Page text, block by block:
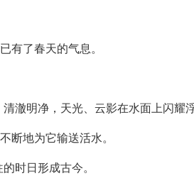
有了春天的气息。
澈明净，天光、云影在水面上闪耀浮
断地为它输送活水。
时日形成古今。